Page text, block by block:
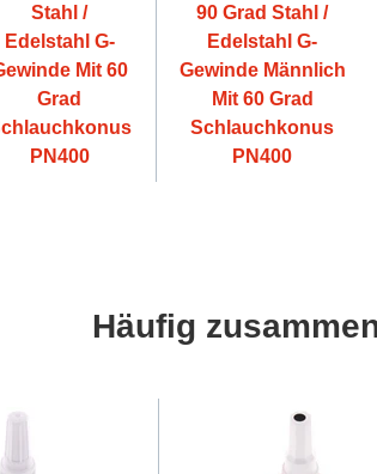
Stahl /
Edelstahl G-
Mit 60
Grad
PN400
90 Grad Stahl /
Edelstahl G-
Gewinde Männlich
Mit 60 Grad
Schlauchkonus
PN400
Häufig